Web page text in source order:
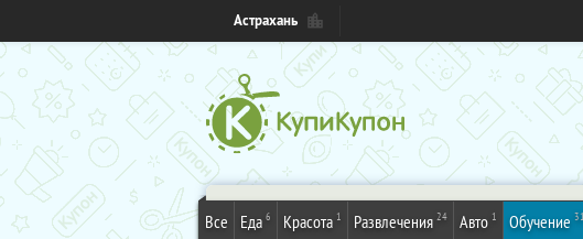
Астрахань
Все Еда 6 Красота 1 Развлечения 24 Авто 1 Обучение 31